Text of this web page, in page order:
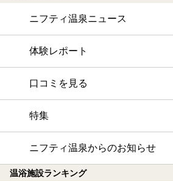
ニフティ温泉ニュース
体験レポート
口コミを見る
特集
ニフティ温泉からのお知らせ
温浴施設ランキング